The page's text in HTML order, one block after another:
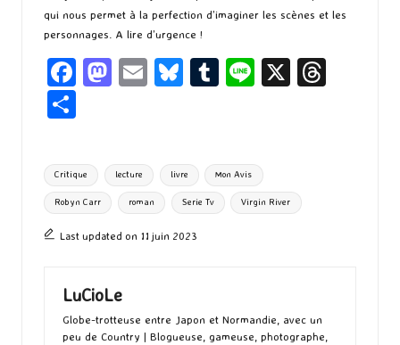
qui nous permet à la perfection d’imaginer les scènes et les
personnages. A lire d’urgence !
Fa
o
o
k
M
d
o
n
E
l
Bl
ky
T
bl
r
Li X
ta
g
er
Tags:
Critique lecture livre Mon Avis
Robyn Carr roman Serie Tv Virgin River
Last updated on 11 juin 2023
LuCioLe
Globe-trotteuse entre Japon et Normandie, avec un
peu de Country | Blogueuse, gameuse, photographe,